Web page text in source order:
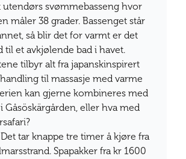
utendørs svømmebasseng hvor
måler 38 grader. Bassenget står
så blir det for varmt er det
til et avkjølende bad i havet.
tilbyr alt fra japanskinspirert
til massasje med varme
kan gjerne kombineres med
Gåsöskärgården, eller hva med
tar knappe tre timer å kjøre fra
Spapakker fra kr 1600